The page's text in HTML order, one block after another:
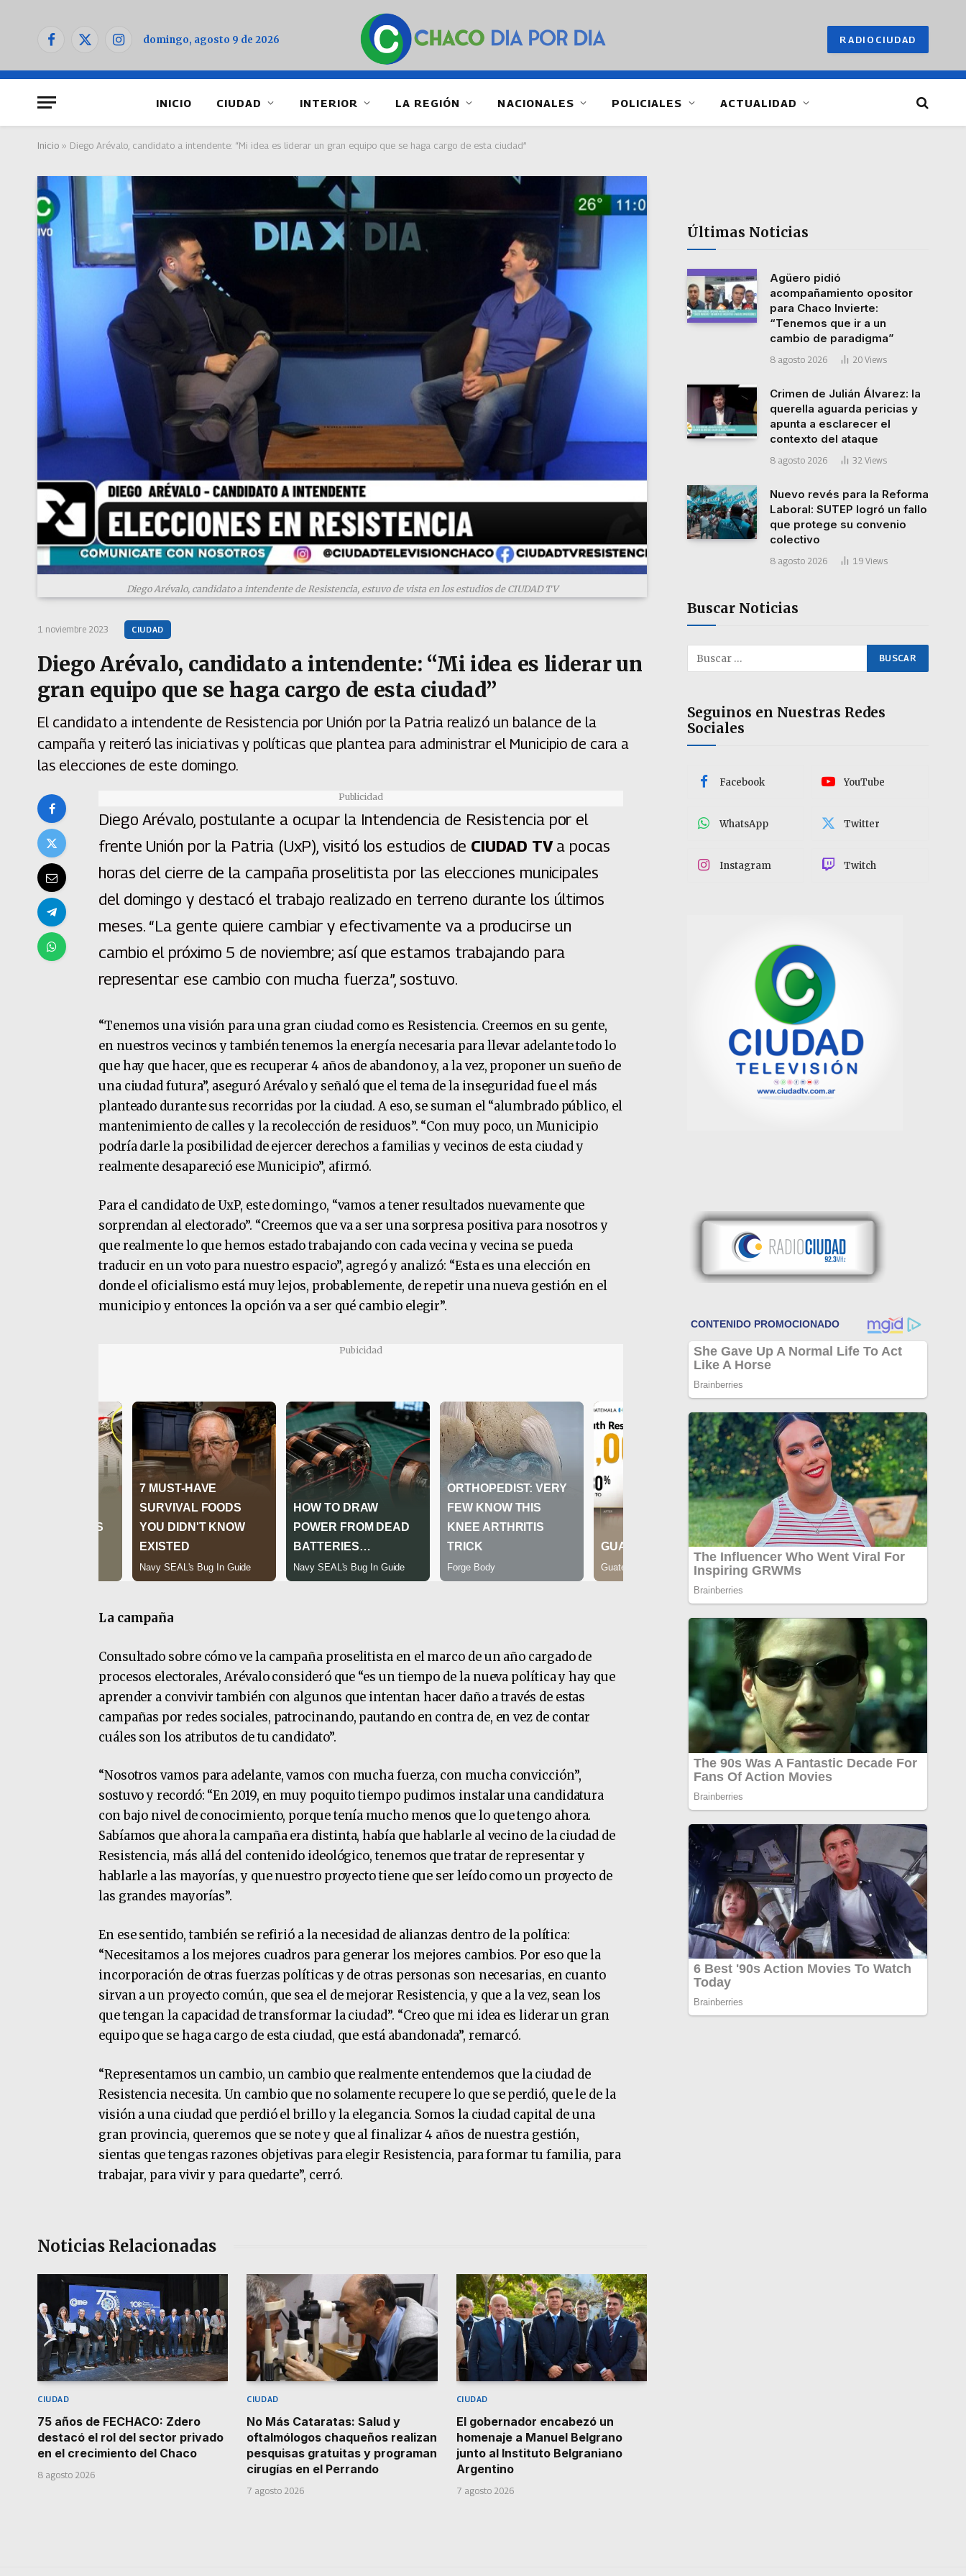
Facebook
X
Instagramdomingo, agosto 9 de 2026 RADIOCIUDAD
INICIO CIUDAD INTERIOR LA REGIÓN NACIONALES POLICIALES ACTUALIDAD
Inicio » Diego Arévalo, candidato a intendente: “Mi idea es liderar un gran equipo que se haga cargo de esta ciudad”
1 noviembre 2023 CIUDAD
Diego Arévalo, candidato a intendente: “Mi idea es liderar un
gran equipo que se haga cargo de esta ciudad”
El candidato a intendente de Resistencia por Unión por la Patria realizó un balance de la
campaña y reiteró las iniciativas y políticas que plantea para administrar el Municipio de cara a
las elecciones de este domingo.
Diego Arévalo, candidato a intendente de Resistencia, estuvo de vista en los estudios de CIUDAD TV
Publicidad
Diego Arévalo, postulante a ocupar la Intendencia de Resistencia por el
frente Unión por la Patria (UxP), visitó los estudios de CIUDAD TVa pocas
horas del cierre de la campaña proselitista por las elecciones municipales
del domingo y destacó el trabajo realizado en terreno durante los últimos
meses. “La gente quiere cambiar y efectivamente va a producirse un
cambio el próximo 5 de noviembre; así que estamos trabajando para
representar ese cambio con mucha fuerza”, sostuvo.
“Tenemos una visión para una gran ciudad como es Resistencia. Creemos en su gente,
en nuestros vecinos y también tenemos la energía necesaria para llevar adelante todo lo
que hay que hacer, que es recuperar 4 años de abandono y, a la vez, proponer un sueño de
una ciudad futura”, aseguró Arévalo y señaló que el tema de la inseguridad fue el más
planteado durante sus recorridas por la ciudad. A eso, se suman el “alumbrado público, el
mantenimiento de calles y la recolección de residuos”. “Con muy poco, un Municipio
podría darle la posibilidad de ejercer derechos a familias y vecinos de esta ciudad y
realmente desapareció ese Municipio”, afirmó.
Para el candidato de UxP, este domingo, “vamos a tener resultados nuevamente que
sorprendan al electorado”. “Creemos que va a ser una sorpresa positiva para nosotros y
que realmente lo que hemos estado trabajando con cada vecina y vecina se pueda
traducir en un voto para nuestro espacio”, agregó y analizó: “Esta es una elección en
donde el oficialismo está muy lejos, probablemente, de repetir una nueva gestión en el
municipio y entonces la opción va a ser qué cambio elegir”.
Pubicidad
La campaña
Consultado sobre cómo ve la campaña proselitista en el marco de un año cargado de
procesos electorales, Arévalo consideró que “es un tiempo de la nueva política y hay que
aprender a convivir también con algunos que intentan hacer daño a través de estas
campañas por redes sociales, patrocinando, pautando en contra de, en vez de contar
cuáles son los atributos de tu candidato”.
“Nosotros vamos para adelante, vamos con mucha fuerza, con mucha convicción”,
sostuvo y recordó: “En 2019, en muy poquito tiempo pudimos instalar una candidatura
con bajo nivel de conocimiento, porque tenía mucho menos que lo que tengo ahora.
Sabíamos que ahora la campaña era distinta, había que hablarle al vecino de la ciudad de
Resistencia, más allá del contenido ideológico, tenemos que tratar de representar y
hablarle a las mayorías, y que nuestro proyecto tiene que ser leído como un proyecto de
las grandes mayorías”.
En ese sentido, también se refirió a la necesidad de alianzas dentro de la política:
“Necesitamos a los mejores cuadros para generar los mejores cambios. Por eso que la
incorporación de otras fuerzas políticas y de otras personas son necesarias, en cuanto
sirvan a un proyecto común, que sea el de mejorar Resistencia, y que a la vez, sean los
que tengan la capacidad de transformar la ciudad”. “Creo que mi idea es liderar un gran
equipo que se haga cargo de esta ciudad, que está abandonada”, remarcó.
“Representamos un cambio, un cambio que realmente entendemos que la ciudad de
Resistencia necesita. Un cambio que no solamente recupere lo que se perdió, que le de la
visión a una ciudad que perdió el brillo y la elegancia. Somos la ciudad capital de una
gran provincia, queremos que se note y que al finalizar 4 años de nuestra gestión,
sientas que tengas razones objetivas para elegir Resistencia, para formar tu familia, para
trabajar, para vivir y para quedarte”, cerró.
Noticias Relacionadas
CIUDAD
75 años de FECHACO: Zdero
destacó el rol del sector privado
en el crecimiento del Chaco
8 agosto 2026
CIUDAD
No Más Cataratas: Salud y
oftalmólogos chaqueños realizan
pesquisas gratuitas y programan
cirugías en el Perrando
7 agosto 2026
CIUDAD
El gobernador encabezó un
homenaje a Manuel Belgrano
junto al Instituto Belgraniano
Argentino
7 agosto 2026
Últimas Noticias
Agüero pidió
acompañamiento opositor
para Chaco Invierte:
“Tenemos que ir a un
cambio de paradigma”
8 agosto 2026 20 Views
Crimen de Julián Álvarez: la
querella aguarda pericias y
apunta a esclarecer el
contexto del ataque
8 agosto 2026 32 Views
Nuevo revés para la Reforma
Laboral: SUTEP logró un fallo
que protege su convenio
colectivo
8 agosto 2026 19 Views
Buscar Noticias
Seguinos en Nuestras Redes
Sociales
Facebook YouTube
WhatsApp Twitter
Instagram Twitch